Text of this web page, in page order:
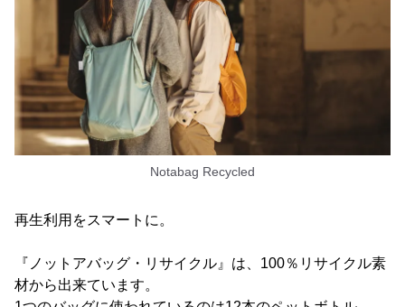
Notabag Recycled
再生利用をスマートに。
『ノットアバッグ・リサイクル』は、100％リサイクル素
材から出来ています。